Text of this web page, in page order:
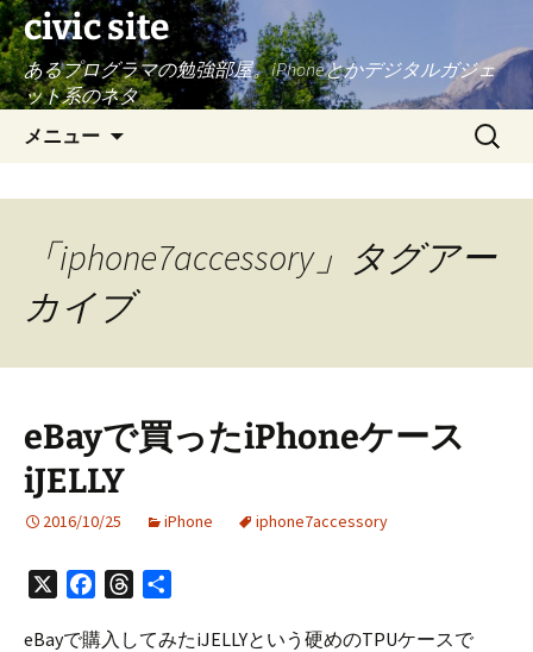
civic site
あるプログラマの勉強部屋。iPhoneとかデジタルガジェ
ット系のネタ
メニュー
へ
ス
検
索:
「iphone7accessory」タグアー
カイブ
eBayで買ったiPhoneケース
iJELLY
2016/10/25 iPhone iphone7accessory
FacebookThreads
eBayで購入してみたiJELLYという硬めのTPUケースで